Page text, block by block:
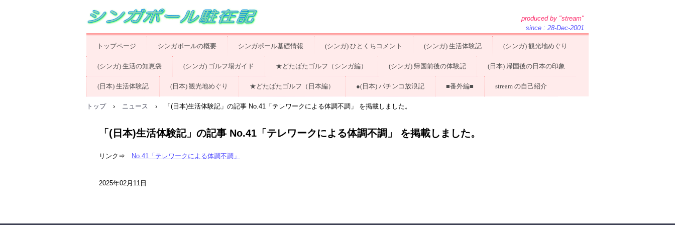
produced by "stream"
since : 28-Dec-2001
トップページ シンガポールの概要 シンガポール基礎情報 (シンガ) ひとくちコメント (シンガ) 生活体験記 (シンガ) 観光地めぐり
(シンガ) 生活の知恵袋 (シンガ) ゴルフ場ガイド ★どたばたゴルフ（シンガ編） (シンガ) 帰国前後の体験記 (日本) 帰国後の日本の印象
(日本) 生活体験記 (日本) 観光地めぐり ★どたばたゴルフ（日本編） ●(日本) パチンコ放浪記 ■番外編■ stream の自己紹介
トップ › ニュース › 「(日本)生活体験記」の記事 No.41「テレワークによる体調不調」 を掲載しました。
「(日本)生活体験記」の記事 No.41「テレワークによる体調不調」 を掲載しました。
リンク⇒ No.41「 テレワークによる体調不調」
2025年02月11日